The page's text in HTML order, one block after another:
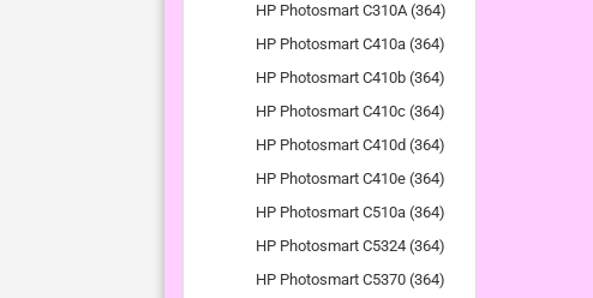
HP Photosmart C310A (364)
HP Photosmart C410a (364)
HP Photosmart C410b (364)
HP Photosmart C410c (364)
HP Photosmart C410d (364)
HP Photosmart C410e (364)
HP Photosmart C510a (364)
HP Photosmart C5324 (364)
HP Photosmart C5370 (364)